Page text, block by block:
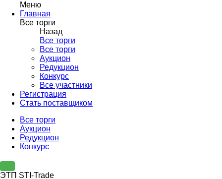
Меню
Главная
Все торги
Назад
Все торги
Все торги
Аукцион
Редукцион
Конкурс
Все участники
Регистрация
Стать поставщиком
Все торги
Аукцион
Редукцион
Конкурс
ЭТП STI-Trade